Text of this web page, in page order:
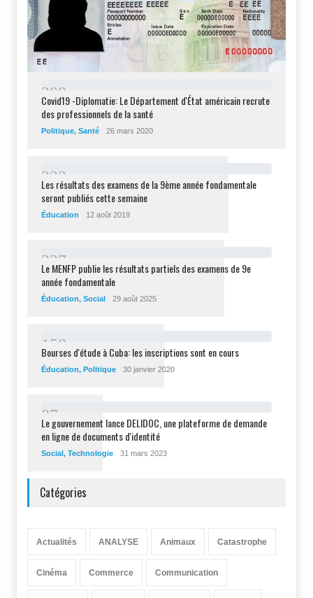
298
Covid19 -Diplomatie: Le Département d'État américain recrute
des professionnels de la santé
Politique, Santé 26 mars 2020
232
Les résultats des examens de la 9ème année fondamentale
seront publiés cette semaine
Éducation 12 août 2019
227
Le MENFP publie les résultats partiels des examens de 9e
année fondamentale
Éducation, Social 29 août 2025
1 58
Bourses d'étude à Cuba: les inscriptions sont en cours
Éducation, Politique 30 janvier 2020
87
Le gouvernement lance DELIDOC, une plateforme de demande
en ligne de documents d'identité
Social , Technologie 31 mars 2023
Catégories
Actualités ANALYSE Animaux Catastrophe
Cinéma Commerce Communication